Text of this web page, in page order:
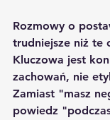
Rozmowy o
trudniejsze niż te
Kluczowa jest
zachowań, nie
Zamiast "masz
powiedz